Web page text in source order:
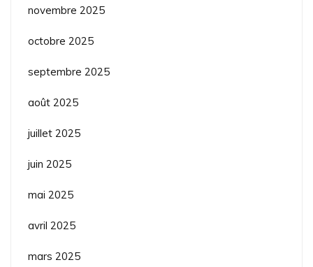
novembre 2025
octobre 2025
septembre 2025
août 2025
juillet 2025
juin 2025
mai 2025
avril 2025
mars 2025